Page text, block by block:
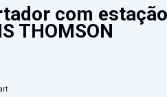
com
THOMSON